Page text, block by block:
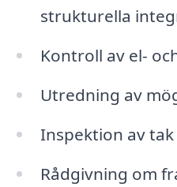
strukturella
Kontroll av el-
Utredning av
Inspektion av
Rådgivning om